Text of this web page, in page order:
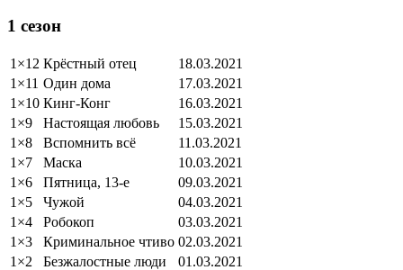
1 сезон
1×12 Крёстный отец
18.03.2021
1×11 Один дома
17.03.2021
1×10 Кинг-Конг
16.03.2021
1×9
Настоящая любовь
15.03.2021
1×8
Вспомнить всё
11.03.2021
1×7
Маска
10.03.2021
1×6
Пятница, 13-е
09.03.2021
1×5
Чужой
04.03.2021
1×4
Робокоп
03.03.2021
1×3
Криминальное чтиво 02.03.2021
1×2
Безжалостные люди
01.03.2021